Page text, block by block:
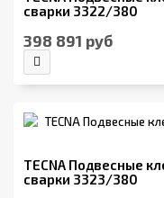
сварки 3322/380
398 891 руб
TECNA Подвесные
сварки 3323/380